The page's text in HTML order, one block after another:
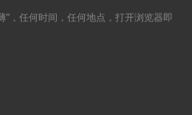
”，任何时间，任何地点，打开浏览器即